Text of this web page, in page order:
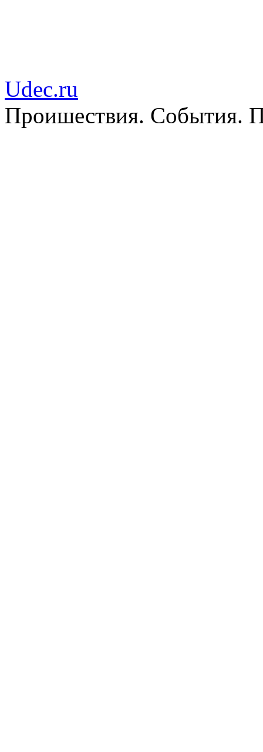
Udec.ru
Пpoишествия. События.